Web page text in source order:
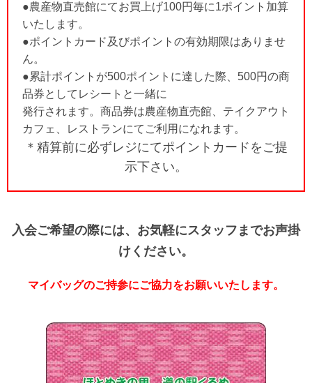
●農産物直売館にてお買上げ100円毎に1ポイント加算
いたします。
●ポイントカード及びポイントの有効期限はありませ
ん。
●累計ポイントが500ポイントに達した際、500円の商
品券としてレシートと一緒に
発行されます。商品券は農産物直売館、テイクアウト
カフェ、レストランにてご利用になれます。
＊精算前に必ずレジにてポイントカードをご提
示下さい。
入会ご希望の際には、お気軽にスタッフまでお声掛
けください。
マイバッグのご持参にご協力をお願いいたします。